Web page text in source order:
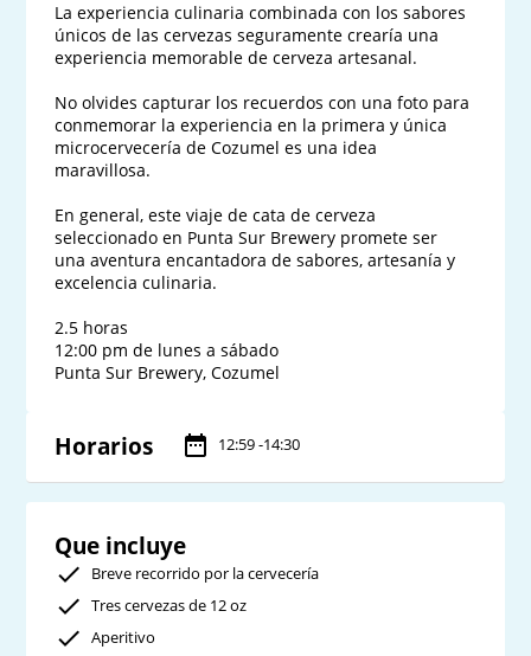
La experiencia culinaria combinada con los sabores
únicos de las cervezas seguramente crearía una
experiencia memorable de cerveza artesanal.
No olvides capturar los recuerdos con una foto para
conmemorar la experiencia en la primera y única
microcervecería de Cozumel es una idea
maravillosa.
En general, este viaje de cata de cerveza
seleccionado en Punta Sur Brewery promete ser
una aventura encantadora de sabores, artesanía y
excelencia culinaria.
2.5 horas
12:00 pm de lunes a sábado
Punta Sur Brewery, Cozumel
Horarios 12:59 -14:30
Que incluye
Breve recorrido por la cervecería
Tres cervezas de 12 oz
Aperitivo